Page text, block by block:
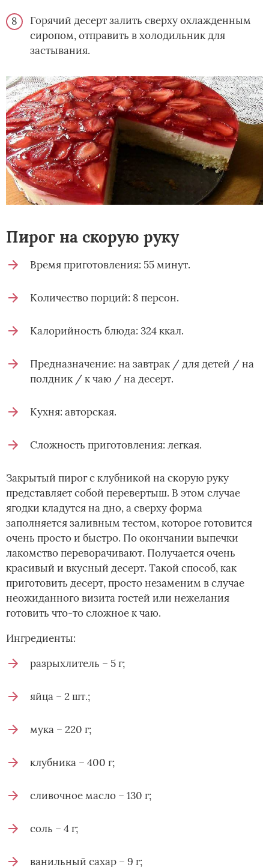
Горячий десерт залить сверху охлажденным
сиропом, отправить в холодильник для
застывания.
Пирог на скорую руку
Время приготовления: 55 минут.
Количество порций: 8 персон.
Калорийность блюда: 324 ккал.
Предназначение: на завтрак / для детей / на
полдник / к чаю / на десерт.
Кухня: авторская.
Сложность приготовления: легкая.
Закрытый пирог с клубникой на скорую руку
представляет собой перевертыш. В этом случае
ягодки кладутся на дно, а сверху форма
заполняется заливным тестом, которое готовится
очень просто и быстро. По окончании выпечки
лакомство переворачивают. Получается очень
красивый и вкусный десерт. Такой способ, как
приготовить десерт, просто незаменим в случае
неожиданного визита гостей или нежелания
готовить что-то сложное к чаю.
Ингредиенты:
разрыхлитель – 5 г;
яйца – 2 шт.;
мука – 220 г;
клубника – 400 г;
сливочное масло – 130 г;
соль – 4 г;
ванильный сахар – 9 г;